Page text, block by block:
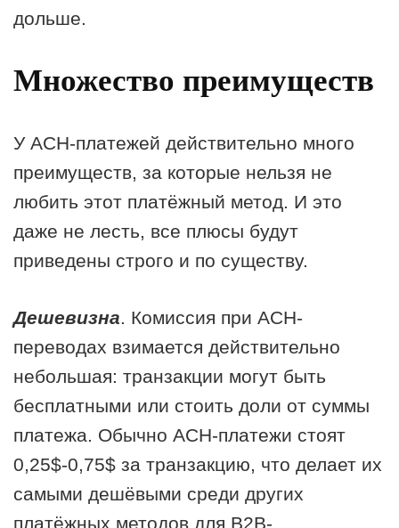
дольше.
Множество преимуществ
У АСН-платежей действительно много
преимуществ, за которые нельзя не
любить этот платёжный метод. И это
даже не лесть, все плюсы будут
приведены строго и по существу.
Дешевизна. Комиссия при АСН-
переводах взимается действительно
небольшая: транзакции могут быть
бесплатными или стоить доли от суммы
платежа. Обычно АСН-платежи стоят
0,25$-0,75$ за транзакцию, что делает их
самыми дешёвыми среди других
платёжных методов для В2В-